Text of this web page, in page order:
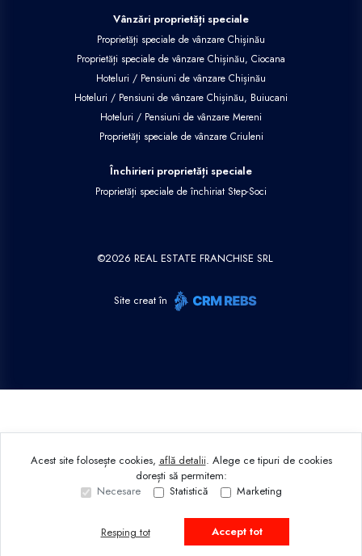
Sună acum Solicită vizionare
Vânzări proprietăți speciale
Proprietăți speciale de vânzare Chișinău
Proprietăți speciale de vânzare Chișinău, Ciocana
Hoteluri / Pensiuni de vânzare Chișinău
Hoteluri / Pensiuni de vânzare Chișinău, Buiucani
Hoteluri / Pensiuni de vânzare Mereni
Proprietăți speciale de vânzare Criuleni
Închirieri proprietăți speciale
Proprietăți speciale de închiriat Step-Soci
©2026 REAL ESTATE FRANCHISE SRL
Site creat în
Acest site folosește cookies, află detalii. Alege ce tipuri de cookies
dorești să permitem:
Necesare
Statistică Marketing
Resping tot Accept tot